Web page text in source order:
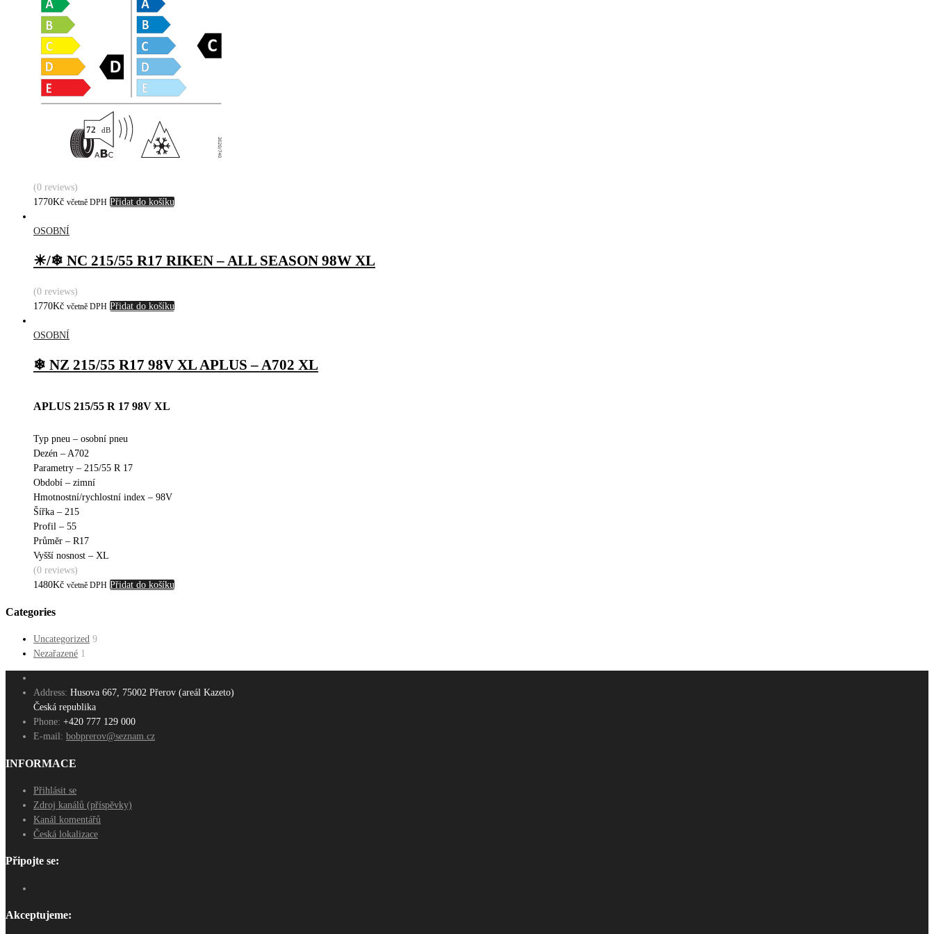
(0 reviews)
1770Kč včetně DPH Přidat do košíku
OSOBNÍ
☀/❄ NC 215/55 R17 RIKEN – ALL SEASON 98W XL
(0 reviews)
1770Kč včetně DPH Přidat do košíku
OSOBNÍ
❄ NZ 215/55 R17 98V XL APLUS – A702 XL
APLUS 215/55 R 17 98V XL
Typ pneu – osobní pneu
Dezén – A702
Parametry – 215/55 R 17
Období – zimní
Hmotnostní/rychlostní index – 98V
Šířka – 215
Profil – 55
Průměr – R17
Vyšší nosnost – XL
(0 reviews)
1480Kč včetně DPH Přidat do košíku
Categories
Uncategorized 9
Nezařazené 1
Address: Husova 667, 75002 Přerov (areál Kazeto)
Česká republika
Phone: +420 777 129 000
E-mail: bobprerov@seznam.cz
INFORMACE
Přihlásit se
Zdroj kanálů (příspěvky)
Kanál komentářů
Česká lokalizace
Připojte se:
Akceptujeme: